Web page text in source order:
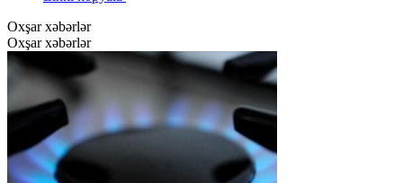
Oxşar xəbərlər
Oxşar xəbərlər